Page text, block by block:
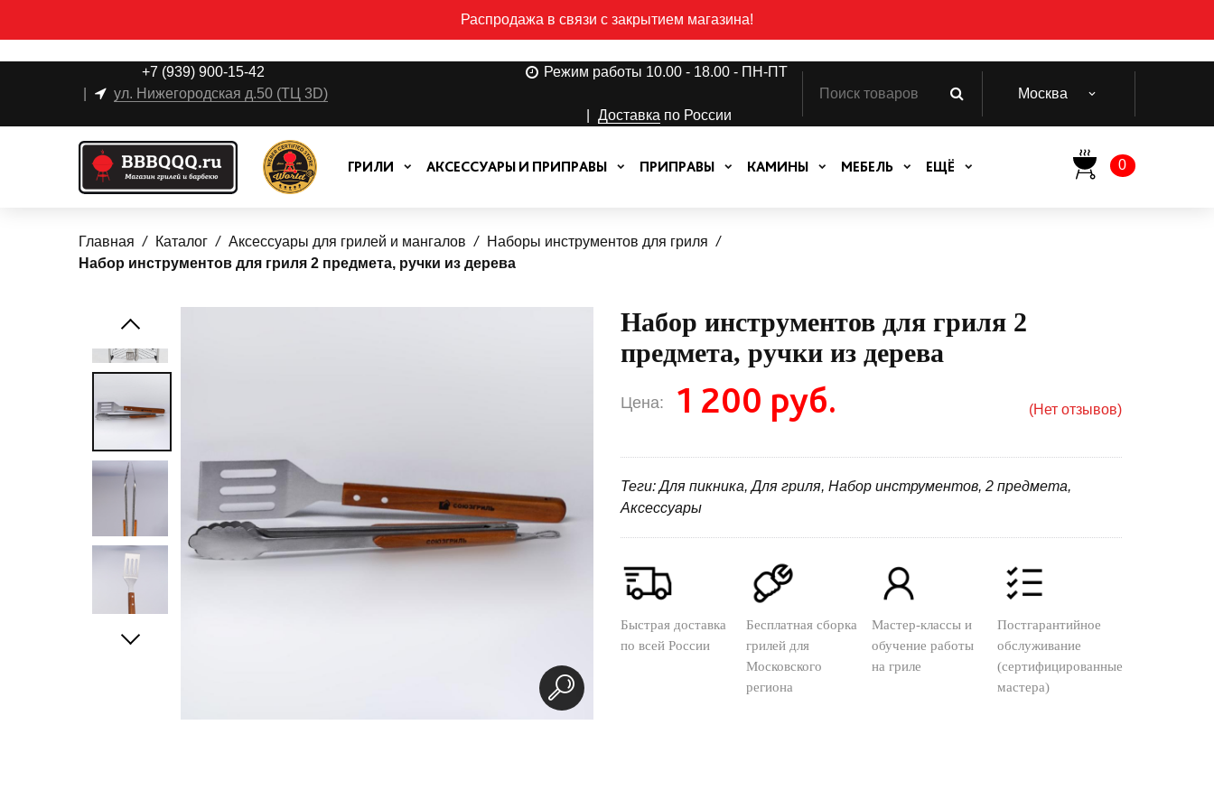
Распродажа в связи с закрытием магазина!
+7 (939) 900-15-42
ул. Нижегородская д.50 (ТЦ 3D)
Режим работы 10.00 - 18.00 - ПН-ПТ
Доставка по России
Москва
0
ГРИЛИ АКСЕССУАРЫ И ПРИПРАВЫ ПРИПРАВЫ КАМИНЫ МЕБЕЛЬ ЕЩЁ
Главная Каталог Аксессуары для грилей и мангалов
Наборы инструментов для гриля
Набор инструментов для гриля 2 предмета, ручки из дерева
Набор инструментов для гриля 2
предмета, ручки из дерева
Цена: 1 200 руб. (Нет отзывов)
Теги: Для пикника, Для гриля, Набор инструментов, 2 предмета,
Аксессуары
Быстрая доставка
по всей России
Бесплатная сборка
грилей для
Московского
региона
Мастер-классы и
обучение работы
на гриле
Постгарантийное
обслуживание
(сертифицированные
мастера)